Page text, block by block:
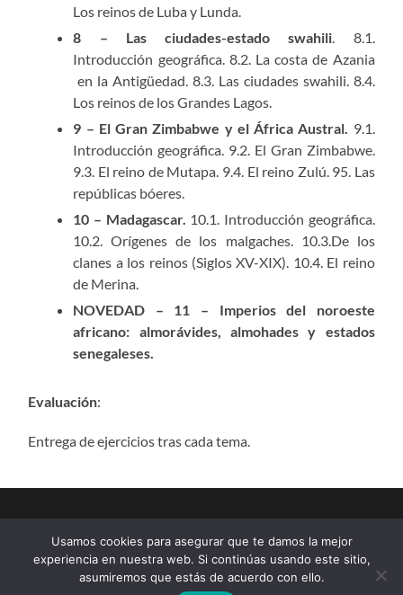
Los reinos de Luba y Lunda.
8 – Las ciudades-estado swahili. 8.1.
Introducción geográfica. 8.2. La costa de Azania
en la Antigüedad. 8.3. Las ciudades swahili. 8.4.
Los reinos de los Grandes Lagos.
9 – El Gran Zimbabwe y el África Austral. 9.1.
Introducción geográfica. 9.2. El Gran Zimbabwe.
9.3. El reino de Mutapa. 9.4. El reino Zulú. 95. Las
repúblicas bóeres.
10 – Madagascar. 10.1. Introducción geográfica.
10.2. Orígenes de los malgaches. 10.3.De los
clanes a los reinos (Siglos XV-XIX). 10.4. El reino
de Merina.
NOVEDAD – 11 – Imperios del noroeste
africano: almorávides, almohades y estados
senegaleses.
Evaluación:
Entrega de ejercicios tras cada tema.
Usamos cookies para asegurar que te damos la mejor
experiencia en nuestra web. Si continúas usando este sitio,
asumiremos que estás de acuerdo con ello.